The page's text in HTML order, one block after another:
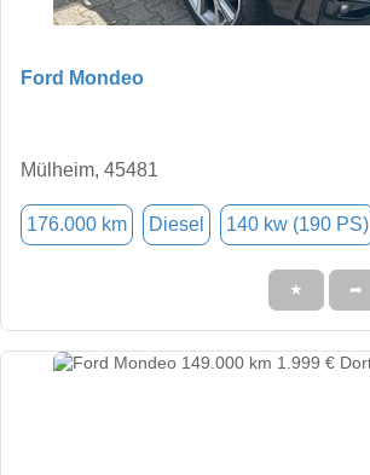
Ford Mondeo
Mülheim, 45481
176.000 km Diesel 140 kw (190 PS)
★ ➦